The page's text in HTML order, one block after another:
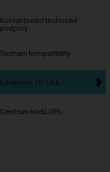
Kontaktování technické
podpory
Seznam kompatibility
Emulátory TP-Link
Centrum kódů GPL